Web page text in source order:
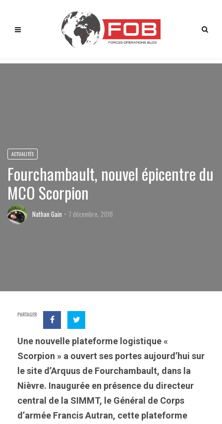
ACTUALITÉS
Fourchambault, nouvel épicentre du
MCO Scorpion
Nathan Gain 7 décembre, 2018
PARTAGER
Une nouvelle plateforme logistique «
Scorpion » a ouvert ses portes aujourd’hui sur
le site d’Arquus de Fourchambault, dans la
Nièvre. Inaugurée en présence du directeur
central de la SIMMT, le Général de Corps
d’armée Francis Autran, cette plateforme